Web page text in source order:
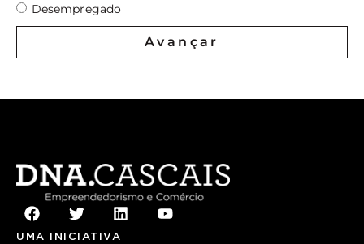
Desempregado
Avançar
UMA INICIATIVA